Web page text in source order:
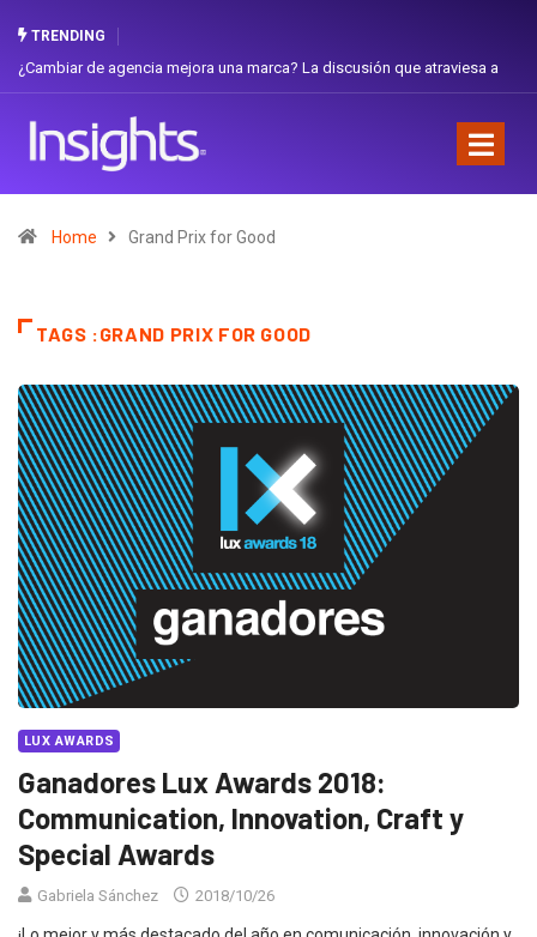
TRENDING
¿Cambiar de agencia mejora una marca? La discusión que atraviesa a
Home Grand Prix for Good
TAGS :GRAND PRIX FOR GOOD
LUX AWARDS
Ganadores Lux Awards 2018:
Communication, Innovation, Craft y
Special Awards
Gabriela Sánchez 2018/10/26